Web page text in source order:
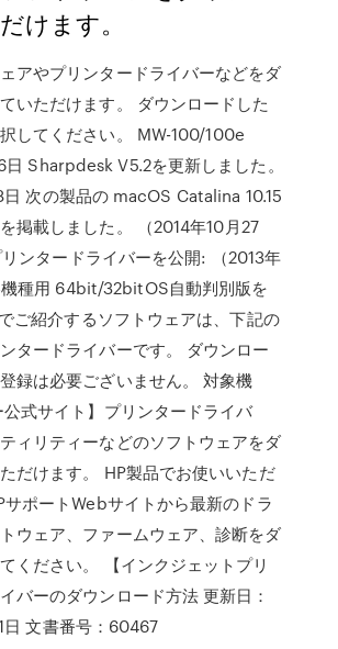
けます。
アやプリンタードライバーなどをダ
いただけます。 ダウンロードした
してください。 MW-100/100e
Sharpdesk V5.2を更新しました。
次の製品の macOS Catalina 10.15
掲載しました。 （2014年10月27
ンタードライバーを公開: （2013年
種用 64bit/32bitOS自動判別版を
ご紹介するソフトウェアは、下記の
タードライバーです。 ダウンロー
録は必要ございません。 対象機
式サイト】プリンタードライバ
ィリティーなどのソフトウェアをダ
だけます。 HP製品でお使いいただ
サポートWebサイトから最新のドラ
ウェア、ファームウェア、診断をダ
ください。 【インクジェットプリ
バーのダウンロード方法 更新日：
日 文書番号：60467